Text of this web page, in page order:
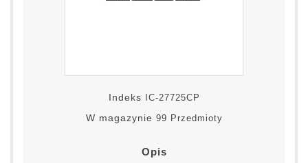
Indeks IC-27725CP
W magazynie 99 Przedmioty
Opis